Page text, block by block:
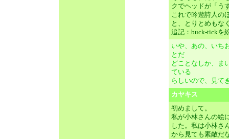
クでヘッドが「う
これで吟遊詩人の
と、とりとめもな
追記：buck-tickを
いや、あの、いち
とだ
どことなしか、ま
ている
らしいので、見て
カヤキス
初めまして。
私が小林さんの絵
した。私は小林さ
から見ても素敵だ